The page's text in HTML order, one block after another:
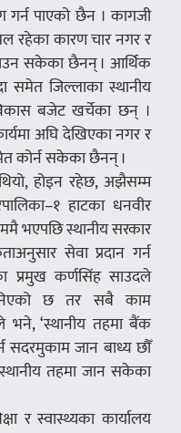
गर्न पाएको छैन । कागजी
रहेका कारण चार नगर र
सकेका छैनन् । आर्थिक
समेत जिल्लाका स्थानीय
बजेट खर्चेका छन् ।
अघि देखिएका नगर र
कोर्न सकेका छैनन् ।
होइन रहेछ, अझैसम्म
हाटका धनवीर
भएपछि स्थानीय सरकार
सेवा प्रदान गर्न
प्रमुख कर्णसिंह साउदले
छ तर सबै काम
‘स्थानीय तहमा बैंक
सदरमुकाम जान बाध्य छौँ
तहमा जान सकेका
र स्वास्थ्यका कार्यालय